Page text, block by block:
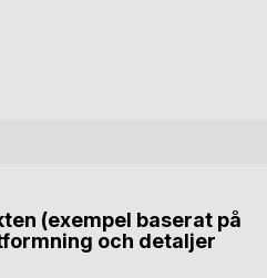
(exempel baserat på
och detaljer